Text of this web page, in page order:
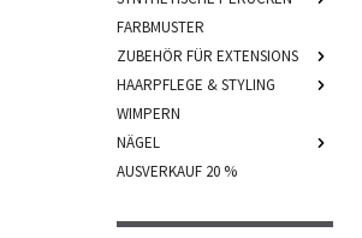
FARBMUSTER
ZUBEHÖR FÜR EXTENSIONS
HAARPFLEGE & STYLING
WIMPERN
NÄGEL
AUSVERKAUF 20 %